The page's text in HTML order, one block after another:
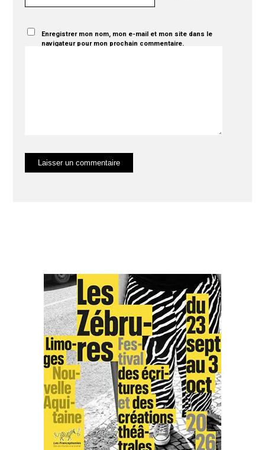
Enregistrer mon nom, mon e-mail et mon site dans le
navigateur pour mon prochain commentaire.